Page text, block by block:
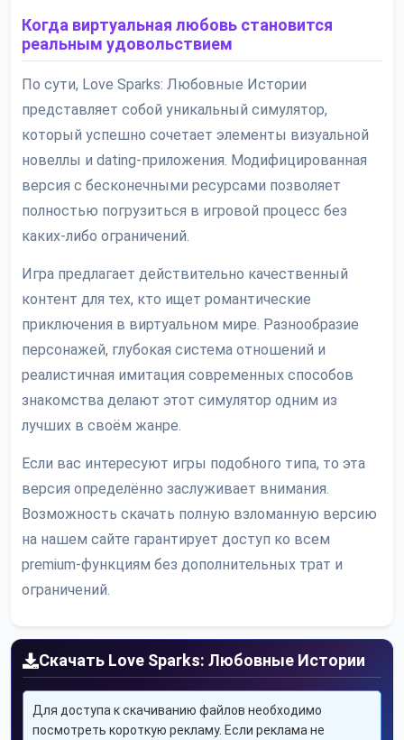
Когда виртуальная любовь становится
реальным удовольствием
По сути, Love Sparks: Любовные Истории
представляет собой уникальный симулятор,
который успешно сочетает элементы визуальной
новеллы и dating-приложения. Модифицированная
версия с бесконечными ресурсами позволяет
полностью погрузиться в игровой процесс без
каких-либо ограничений.
Игра предлагает действительно качественный
контент для тех, кто ищет романтические
приключения в виртуальном мире. Разнообразие
персонажей, глубокая система отношений и
реалистичная имитация современных способов
знакомства делают этот симулятор одним из
лучших в своём жанре.
Если вас интересуют игры подобного типа, то эта
версия определённо заслуживает внимания.
Возможность скачать полную взломанную версию
на нашем сайте гарантирует доступ ко всем
premium-функциям без дополнительных трат и
ограничений.
Скачать Love Sparks: Любовные Истории
Для доступа к скачиванию файлов необходимо
посмотреть короткую рекламу. Если реклама не